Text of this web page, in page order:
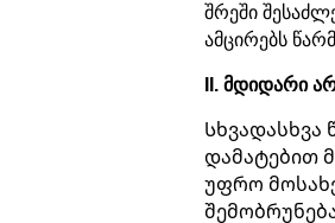
შრეში
ამცირებს
II. მდიდარი
Სხვადასხვა
დამატებით
უფრო